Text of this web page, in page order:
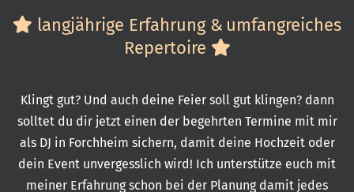
langjährige Erfahrung & umfangreiches
Repertoire
Klingt gut? Und auch deine Feier soll gut klingen? dann
solltet du dir jetzt einen der begehrten Termine mit mir
als DJ in Forchheim sichern, damit deine Hochzeit oder
dein Event unvergesslich wird! Ich unterstütze euch mit
meiner Erfahrung schon bei der Planung damit jedes